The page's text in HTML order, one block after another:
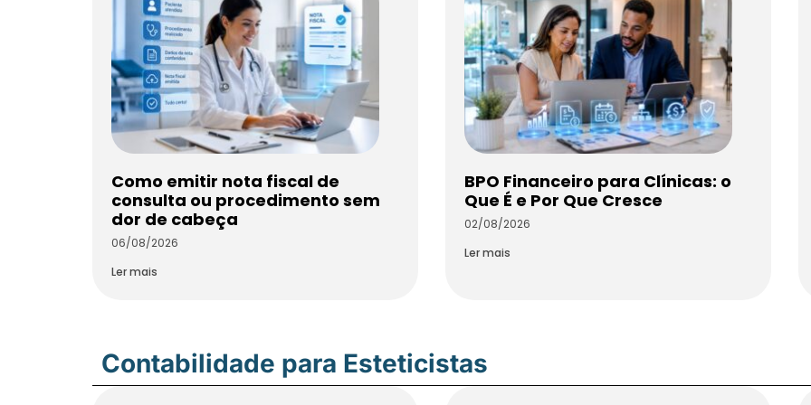
Como emitir nota fiscal de
consulta ou procedimento sem
dor de cabeça
06/08/2026
Ler mais
BPO Financeiro para Clínicas: o
Que É e Por Que Cresce
02/08/2026
Ler mais
Contabilidade para Esteticistas